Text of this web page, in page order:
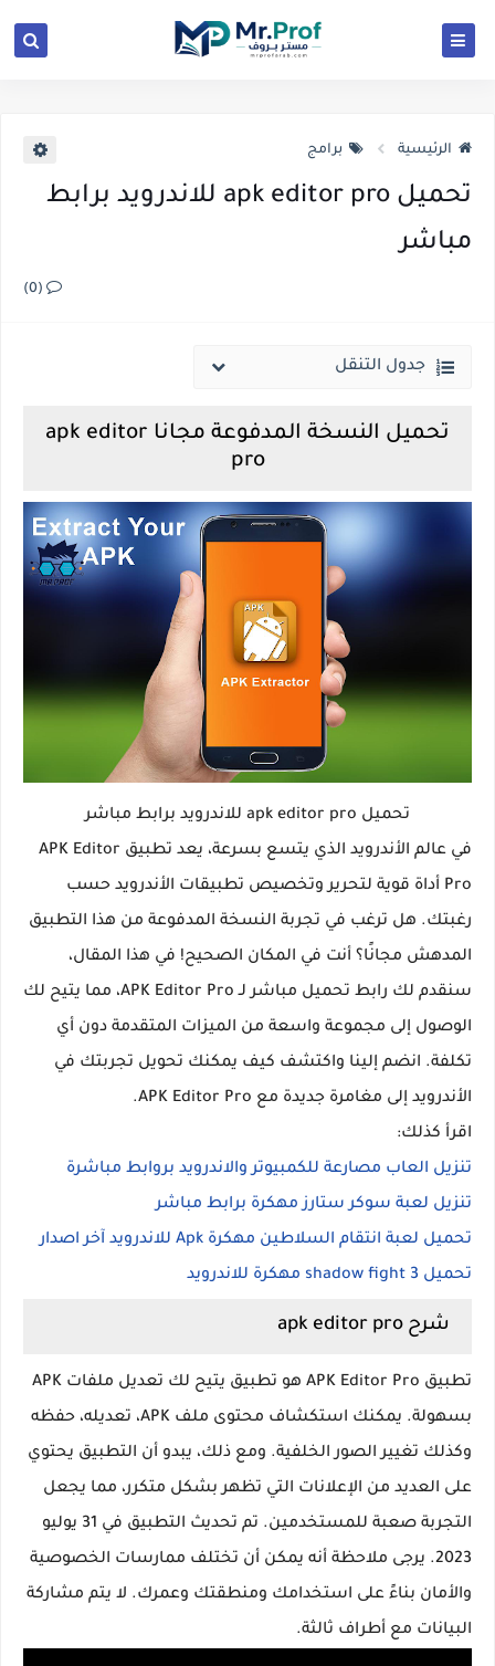
الرئيسية برامج
تحميل apk editor pro للاندرويد برابط
مباشر
(0)
جدول التنقل
تحميل النسخة المدفوعة مجانا apk editor
pro
تحميل apk editor pro للاندرويد برابط مباشر
في عالم الأندرويد الذي يتسع بسرعة، يعد تطبيق APK Editor
Pro أداة قوية لتحرير وتخصيص تطبيقات الأندرويد حسب
رغبتك. هل ترغب في تجربة النسخة المدفوعة من هذا التطبيق
المدهش مجانًا؟ أنت في المكان الصحيح! في هذا المقال،
سنقدم لك رابط تحميل مباشر لـ APK Editor Pro، مما يتيح لك
الوصول إلى مجموعة واسعة من الميزات المتقدمة دون أي
تكلفة. انضم إلينا واكتشف كيف يمكنك تحويل تجربتك في
الأندرويد إلى مغامرة جديدة مع APK Editor Pro.
اقرأ كذلك:
تنزيل العاب مصارعة للكمبيوتر والاندرويد بروابط مباشرة
تنزيل لعبة سوكر ستارز مهكرة برابط مباشر
تحميل لعبة انتقام السلاطين مهكرة Apk للاندرويد آخر اصدار
تحميل shadow fight 3 مهكرة للاندرويد
شرح apk editor pro
تطبيق APK Editor Pro هو تطبيق يتيح لك تعديل ملفات APK
بسهولة. يمكنك استكشاف محتوى ملف APK، تعديله، حفظه
وكذلك تغيير الصور الخلفية. ومع ذلك، يبدو أن التطبيق يحتوي
على العديد من الإعلانات التي تظهر بشكل متكرر، مما يجعل
التجربة صعبة للمستخدمين. تم تحديث التطبيق في 31 يوليو
2023. يرجى ملاحظة أنه يمكن أن تختلف ممارسات الخصوصية
والأمان بناءً على استخدامك ومنطقتك وعمرك. لا يتم مشاركة
البيانات مع أطراف ثالثة.